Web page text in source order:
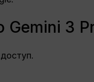
Gemini 3
доступ.